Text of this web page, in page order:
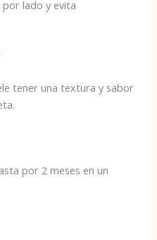
por lado y evita
tener una textura y sabor
por 2 meses en un